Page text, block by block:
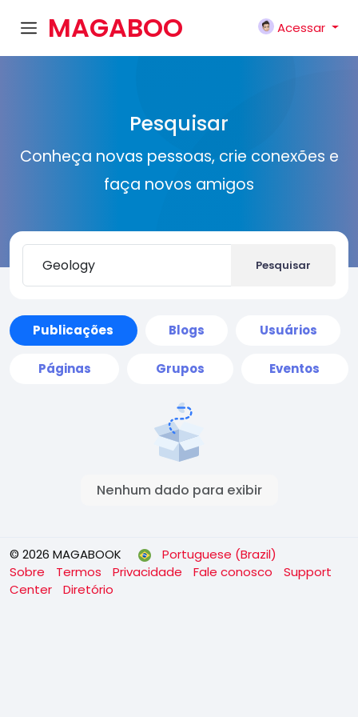
MAGABOO
Acessar
Pesquisar
Conheça novas pessoas, crie conexões e
faça novos amigos
Pesquisar
Publicações Blogs Usuários
Páginas Grupos Eventos
Nenhum dado para exibir
© 2026 MAGABOOK
Portuguese (Brazil)
Sobre
Termos Privacidade Fale conosco
Support
Center
Diretório